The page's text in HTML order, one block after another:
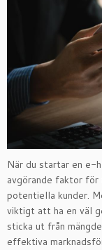
När du startar en e-
avgörande faktor
potentiella kunder.
viktigt att ha en väl
sticka ut från
effektiva